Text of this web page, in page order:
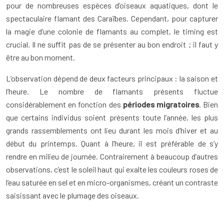
pour de nombreuses espèces d’oiseaux aquatiques, dont le
spectaculaire flamant des Caraïbes. Cependant, pour capturer
la magie d’une colonie de flamants au complet, le timing est
crucial. Il ne suffit pas de se présenter au bon endroit ; il faut y
être au bon moment.
L’observation dépend de deux facteurs principaux : la saison et
l’heure. Le nombre de flamants présents fluctue
considérablement en fonction des périodes migratoires. Bien
que certains individus soient présents toute l’année, les plus
grands rassemblements ont lieu durant les mois d’hiver et au
début du printemps. Quant à l’heure, il est préférable de s’y
rendre en milieu de journée. Contrairement à beaucoup d’autres
observations, c’est le soleil haut qui exalte les couleurs roses de
l’eau saturée en sel et en micro-organismes, créant un contraste
saisissant avec le plumage des oiseaux.